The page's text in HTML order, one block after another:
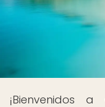
¡Bienvenidos a